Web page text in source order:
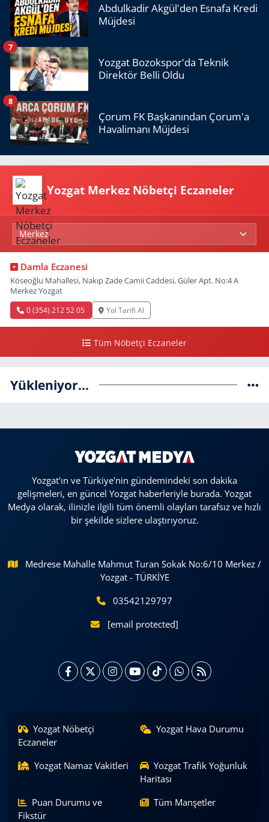
Abdulkadir Akgül'den Esnafa Kredi
Müjdesi
Yozgat Bozokspor'da Teknik
Direktör Belli Oldu
7
Çorum FK Başkanından Çorum'a
Havalimanı Müjdesi
8
Yozgat Merkez Nöbetçi Eczaneler
Damla Eczanesi
Köseoğlu Mahallesi, Nakıp Zade Camii Caddesi, Güler Apt. No:4 A
Merkez Yozgat
0 (354) 212 52 05 Yol Tarifi Al
Tüm Nöbetçi Eczaneler
Yükleniyor...
Yozgat'ın ve Türkiye'nin gündemindeki son dakika
gelişmeleri, en güncel Yozgat haberleriyle burada. Yozgat
Medya olarak, ilinizle ilgili tüm önemli olayları tarafsız ve hızlı
bir şekilde sizlere ulaştırıyoruz.
Medrese Mahalle Mahmut Turan Sokak No:6/10 Merkez /
Yozgat - TÜRKİYE
03542129797
[email protected]
Yozgat Nöbetçi
Eczaneler
Yozgat Hava Durumu
Yozgat Namaz Vakitleri
Yozgat Trafik Yoğunluk
Haritası
Puan Durumu ve
Fikstür
Tüm Manşetler